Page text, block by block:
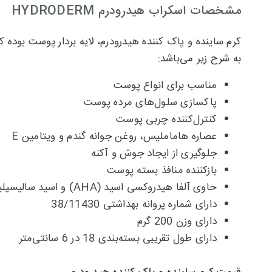
مشخصات اسکراب هیدرودرم HYDRODERM
به شرح زیر می‌باشد:
مناسب برای انواع پوست
پاکسازی سلول‌های مرده پوست
کنترل‌کننده چربی پوست
عصاره هاماملیس، روغن جوانه گندم و ویتامین E
جلوگیری از ایجاد جوش و آکنه
بازکننده منافذ بسته پوست
حاوی آلفا هیدروکسی اسید (AHA) و اسید سالیسیلیک
دارای شماره پروانه بهداشتی 38/11430
دارای وزن 200 گرم
دارای طول تقریبی بسته‌بندی 18 در 6 سانتی‌متر